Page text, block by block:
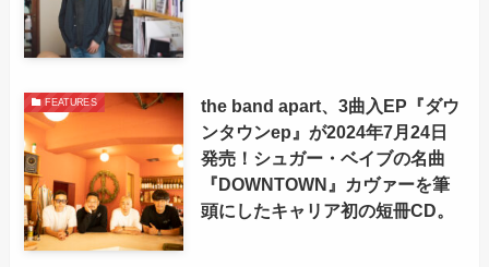
FEATURES
the band apart、3曲入EP『ダウ
ンタウンep』が2024年7月24日
発売！シュガー・ベイブの名曲
『DOWNTOWN』カヴァーを筆
頭にしたキャリア初の短冊CD。